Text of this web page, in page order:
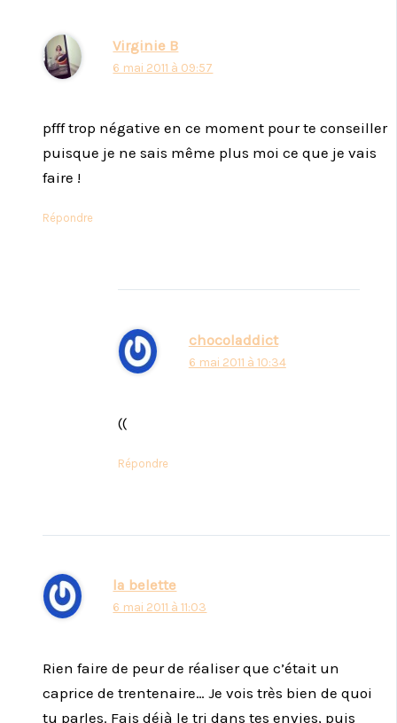
Virginie B
6 mai 2011 à 09:57
pfff trop négative en ce moment pour te conseiller
puisque je ne sais même plus moi ce que je vais
faire !
Répondre
chocoladdict
6 mai 2011 à 10:34
((
Répondre
la belette
6 mai 2011 à 11:03
Rien faire de peur de réaliser que c’était un
caprice de trentenaire… Je vois très bien de quoi
tu parles. Fais déjà le tri dans tes envies, puis